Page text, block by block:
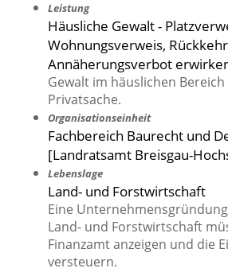
Leistung
Häusliche Gewalt -
Wohnungsverweis,
Annäherungsverbot
Gewalt im häuslichen
Privatsache.
Organisationseinheit
Fachbereich Baurecht und
[Landratsamt Breisgau-
Lebenslage
Land- und Forstwirtschaft
Eine
Land- und Forstwirtschaft
Finanzamt anzeigen und die
versteuern.